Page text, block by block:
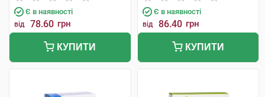
Є в наявності
від 78.60 грн
КУПИТИ
Є в наявності
від 86.40 грн
КУПИТИ